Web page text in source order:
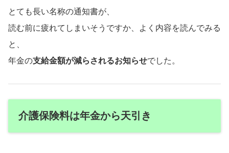
とても長い名称の通知書が、
読む前に疲れてしまいそうですか、よく内容を読んでみる
と、
年金の支給金額が減らされるお知らせでした。
介護保険料は年金から天引き